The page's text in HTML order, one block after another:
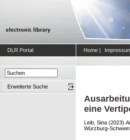
DLR Portal Home |
Erweiterte Suche
eine
Leib, Sina (2023)
Würzburg-